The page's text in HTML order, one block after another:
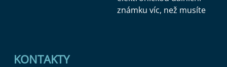
známku víc, než musíte
KONTAKTY